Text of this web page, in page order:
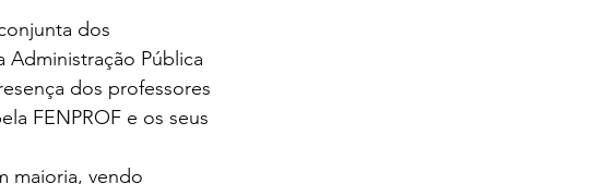
dos
Administração Pública
dos professores
FENPROF e os seus
maioria, vendo